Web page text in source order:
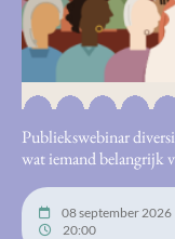
Publiekswebinar
wat iemand belangrijk
08 september 2026
20:00